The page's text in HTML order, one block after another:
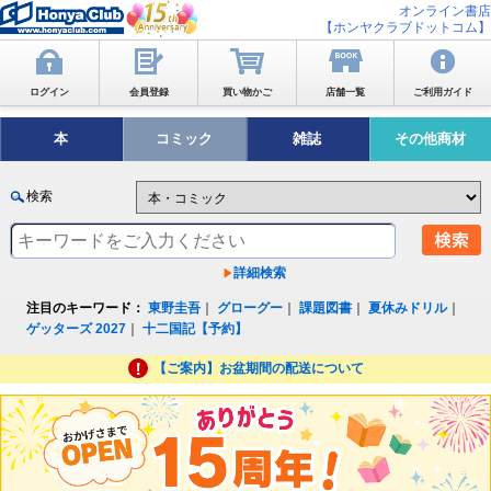
オンライン書店
【ホンヤクラブドットコム】
ログイン 会員登録 買い物かご 店舗一覧 ご利用ガイド
本 コミック 雑誌 その他商材
検索
詳細検索
注目のキーワード： 東野圭吾 グローグー ｜課題図書 ｜夏休みドリル｜
ゲッターズ 2027 ｜十二国記【予約】
【ご案内】お盆期間の配送について